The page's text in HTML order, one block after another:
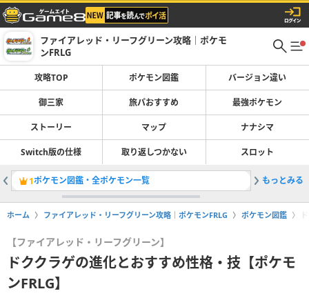
ファイアレッド・リーフグリーン攻略｜ポケモ
ンFRLG
攻略TOP ポケモン図鑑 バージョン違い
御三家 旅パおすすめ 最強ポケモン
ストーリー マップ ナナシマ
Switch版の仕様 取り返しつかない スロット
1ポケモン図鑑・全ポケモン一覧 2しあわ
もっとみる
ホーム ファイアレッド・リーフグリーン攻略｜ポケモンFRLG ポケモン図鑑
【ファイアレッド・リーフグリーン】
ドククラゲの進化とおすすめ性格・技【ポケモ
ンFRLG】